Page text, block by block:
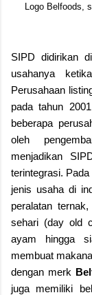
Logo Belfoods,
SIPD didirikan
usahanya
Perusahaan
pada tahun
beberapa
oleh
menjadikan
terintegrasi.
jenis usaha di
peralatan
sehari (day old
ayam hingga
membuat
dengan merk
juga memiliki